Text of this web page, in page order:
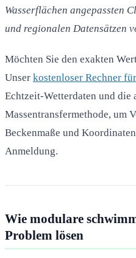
Wasserflächen angepassten
und regionalen Datensätzen
Möchten Sie den exakten
Unser kostenloser Rechner
Echtzeit-Wetterdaten und die
Massentransfermethode, um
Beckenmaße und
Anmeldung.
Wie modulare
Problem lösen